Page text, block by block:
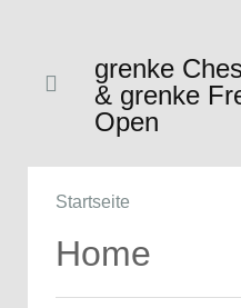
grenke
& grenke
Open
Startseite
Home